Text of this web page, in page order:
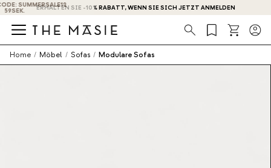
ERHALTEN SIE -10% RABATT, WENN SIE SICH JETZT ANMELDEN
Suche
Home / Möbel / Sofas / Modulare Sofas